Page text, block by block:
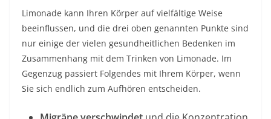
Limonade kann Ihren Körper auf vielfältige Weise
beeinflussen, und die drei oben genannten Punkte sind
nur einige der vielen gesundheitlichen Bedenken im
Zusammenhang mit dem Trinken von Limonade. Im
Gegenzug passiert Folgendes mit Ihrem Körper, wenn
Sie sich endlich zum Aufhören entscheiden.